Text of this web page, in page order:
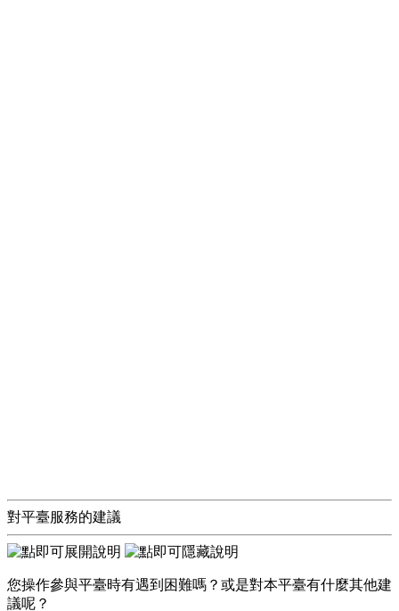
對平臺服務的建議
您操作參與平臺時有遇到困難嗎？或是對本平臺有什麼其他建
議呢？